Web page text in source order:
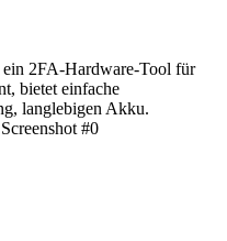
2FA-Hardware-Tool für
bietet einfache
langlebigen Akku.